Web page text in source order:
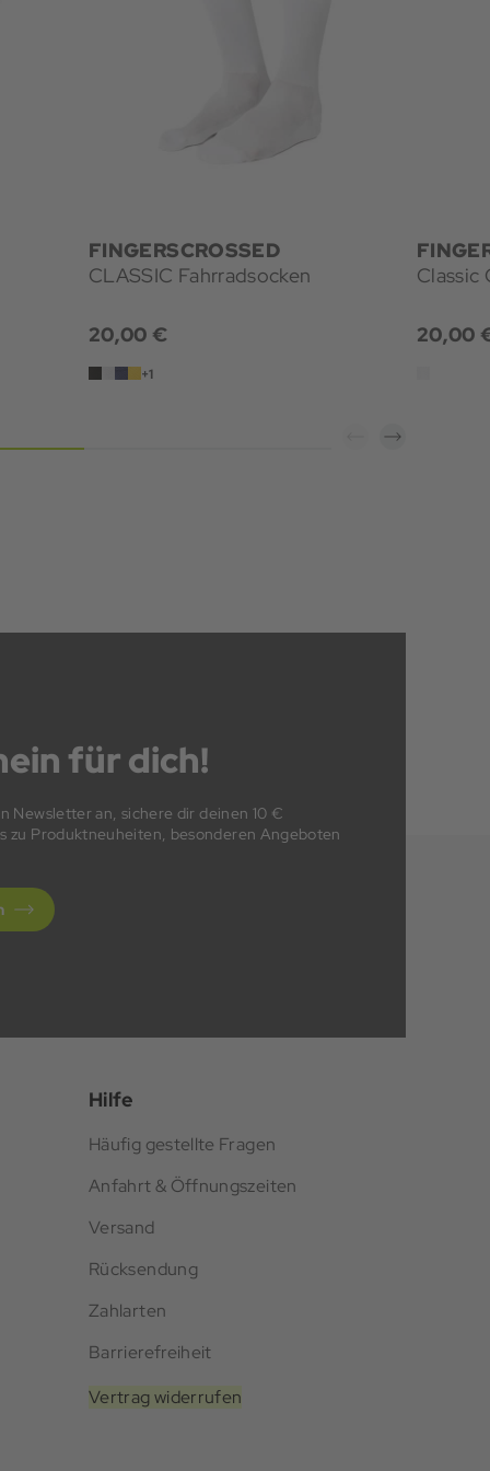
FINGERSCROSSED
CLASSIC Fahrradsocken
20,00 €
+1
Classic
20,00
für dich!
Newsletter an, sichere dir deinen 10 €
zu Produktneuheiten, besonderen Angeboten
Hilfe
Häufig gestellte Fragen
Anfahrt & Öffnungszeiten
Versand
Rücksendung
Zahlarten
Barrierefreiheit
Vertrag widerrufen